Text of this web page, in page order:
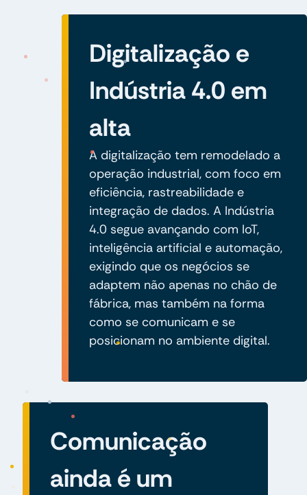
Digitalização e
Indústria 4.0 em
alta
A digitalização tem remodelado a
operação industrial, com foco em
eficiência, rastreabilidade e
integração de dados. A Indústria
4.0 segue avançando com IoT,
inteligência artificial e automação,
exigindo que os negócios se
adaptem não apenas no chão de
fábrica, mas também na forma
como se comunicam e se
posicionam no ambiente digital.
Comunicação
ainda é um